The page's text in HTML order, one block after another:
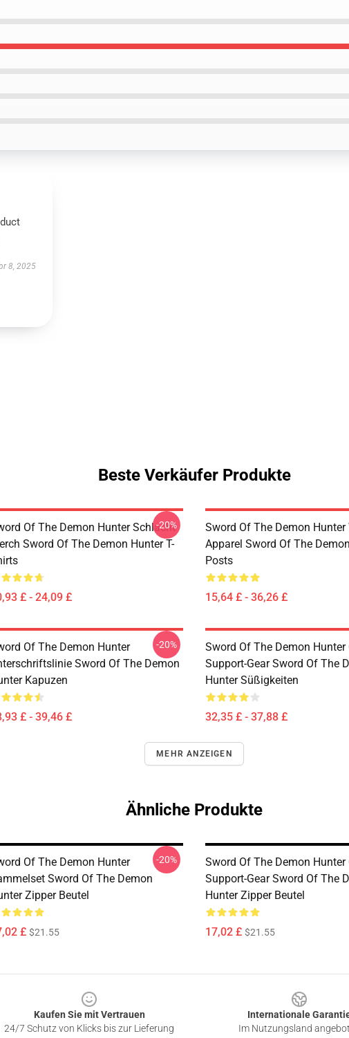
8, 2025
Beste Verkäufer Produkte
Of The Demon Hunter Schlacht
Sword Of The Demon Hunter T-
£ - 24,09 £
-20%
Sword Of The Demon Hunter
Apparel Sword Of The
Posts
15,64 £ - 36,26 £
Of The Demon Hunter
Sword Of The Demon
Kapuzen
£ - 39,46 £
-20%
Sword Of The Demon Hunter
Support-Gear Sword Of The
Hunter Süßigkeiten
32,35 £ - 37,88 £
MEHR ANZEIGEN
Ähnliche Produkte
Of The Demon Hunter
Sword Of The Demon
Zipper Beutel
£ $21.55
-20%
Sword Of The Demon Hunter
Support-Gear Sword Of The
Hunter Zipper Beutel
17,02 £ $21.55
Kaufen Sie mit Vertrauen
24/7 Schutz von Klicks bis zur Lieferung
Internationale
Im Nutzungsland